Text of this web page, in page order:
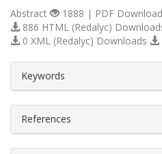
Abstract
1888 | PDF
886 HTML (Redalyc)
0 XML (Redalyc) Downloads
Keywords
References